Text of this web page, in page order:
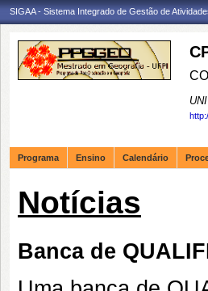
SIGAA - Sistema Integrado de Gestão de
Programa Ensino Calendário
Notícias
Banca de